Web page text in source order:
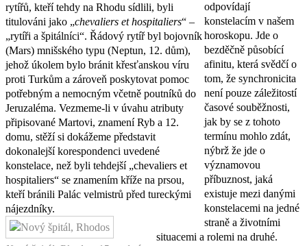
rytířů, kteří tehdy na Rhodu sídlili, byli
titulováni jako „chevaliers et hospitaliers“ –
„rytíři a špitálníci“. Řádový rytíř byl bojovník
(Mars) mnišského typu (Neptun, 12. dům),
jehož úkolem bylo bránit křesťanskou víru
proti Turkům a zároveň poskytovat pomoc
potřebným a nemocným včetně poutníků do
Jeruzaléma. Vezmeme-li v úvahu atributy
připisované Martovi, znamení Ryb a 12.
domu, stěží si dokážeme představit
dokonalejší korespondenci uvedené
konstelace, než byli tehdejší „chevaliers et
hospitaliers“ se znamením kříže na prsou,
kteří bránili Palác velmistrů před tureckými
nájezdníky.
odpovídají
konstelacím v našem
horoskopu. Jde o
bezděčně působící
afinitu, která svědčí o
tom, že synchronicita
není pouze záležitostí
časové souběžnosti,
jak by se z tohoto
termínu mohlo zdát,
nýbrž že jde o
významovou
příbuznost, jaká
existuje mezi danými
konstelacemi na jedné
straně a životními
situacemi a rolemi na druhé.